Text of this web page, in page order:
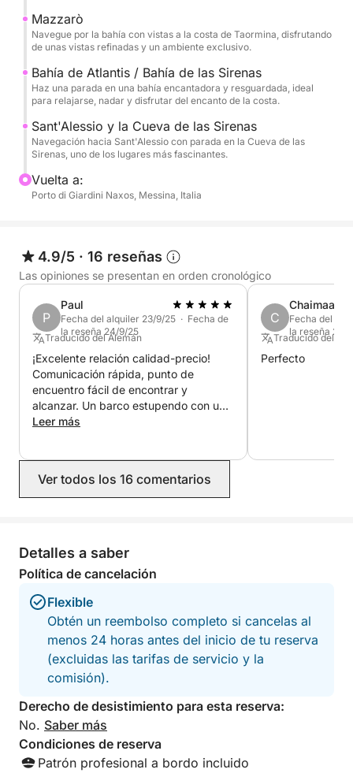
durante el día.
pintoresca Grotta delle Sirene, un lugar lleno de
encanto y atmósfera. La excursión incluye paradas
para nadar, relajarse y practicar esnórquel antes de
regresar tras un día completo dedicado a descubrir
el mar más hermoso de la costa de Taormina.
Mazzarò
Navegue por la bahía con vistas a la costa de Taormina, disfrutando
de unas vistas refinadas y un ambiente exclusivo.
Bahía de Atlantis / Bahía de las Sirenas
Haz una parada en una bahía encantadora y resguardada, ideal
para relajarse, nadar y disfrutar del encanto de la costa.
Sant'Alessio y la Cueva de las Sirenas
Navegación hacia Sant'Alessio con parada en la Cueva de las
Sirenas, uno de los lugares más fascinantes.
Vuelta a:
Porto di Giardini Naxos, Messina, Italia
4.9/5 · 16 reseñas
Las opiniones se presentan en orden cronológico
P
Paul
Fecha del alquiler 23/9/25 · Fecha de
la reseña 24/9/25
Traducido del Alemán
¡Excelente relación calidad-precio!
Comunicación rápida, punto de
encuentro fácil de encontrar y
alcanzar. Un barco estupendo con una
cubierta agradable y cómoda. Nos
embargo, acabamos añadiendo 40 €
de combustible al precio del alquiler
¡Muy recomendable! Mucho más
divertido y personalizado que una
excursión guiada (más corta) por el
mismo precio.
Leer más
C
Chaimaa
Fecha del
la reseña 24/
Traducido del
Perfecto
Ver todos los 16 comentarios
Detalles a saber
Política de cancelación
Flexible
Obtén un reembolso completo si cancelas al
menos 24 horas antes del inicio de tu reserva
(excluidas las tarifas de servicio y la
comisión).
Derecho de desistimiento para esta reserva:
No. Saber más
Condiciones de reserva
Patrón profesional a bordo incluido